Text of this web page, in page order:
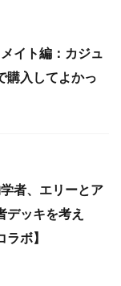
イト編：カジュ
購入してよかっ
者、エリーとア
デッキを考え
ボ】